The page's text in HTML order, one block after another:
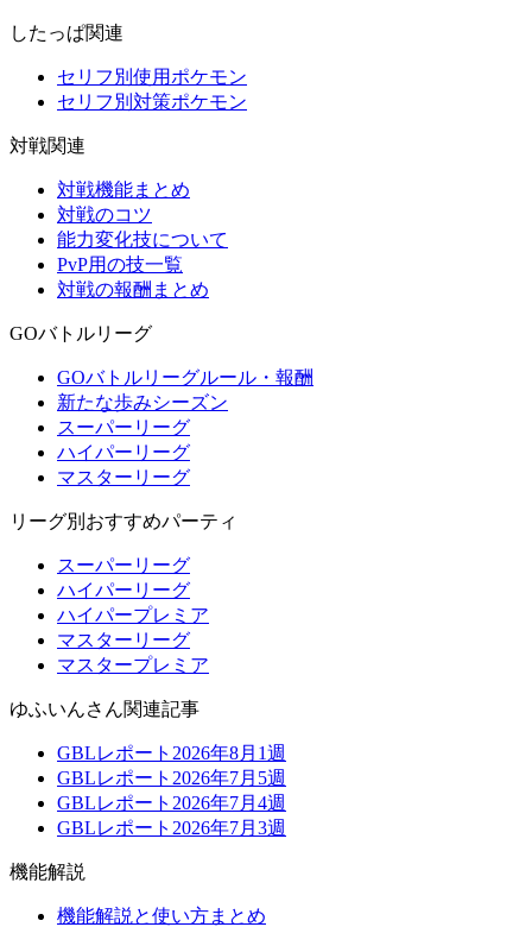
したっぱ関連
セリフ別使用ポケモン
セリフ別対策ポケモン
対戦関連
対戦機能まとめ
対戦のコツ
能力変化技について
PvP用の技一覧
対戦の報酬まとめ
GOバトルリーグ
GOバトルリーグルール・報酬
新たな歩みシーズン
スーパーリーグ
ハイパーリーグ
マスターリーグ
リーグ別おすすめパーティ
スーパーリーグ
ハイパーリーグ
ハイパープレミア
マスターリーグ
マスタープレミア
ゆふいんさん関連記事
GBLレポート2026年8月1週
GBLレポート2026年7月5週
GBLレポート2026年7月4週
GBLレポート2026年7月3週
機能解説
機能解説と使い方まとめ